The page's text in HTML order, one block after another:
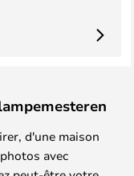
d'une maison
avec